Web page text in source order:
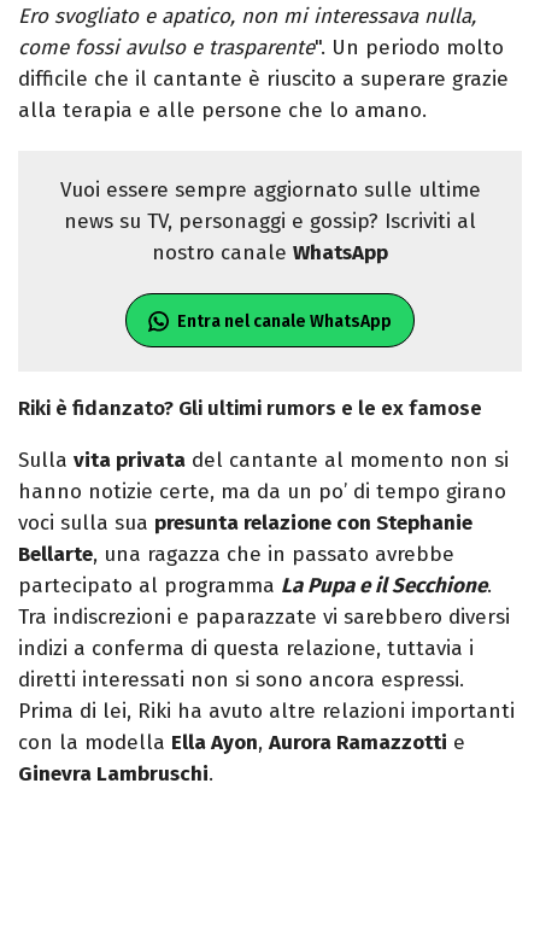
Ero svogliato e apatico, non mi interessava nulla,
come fossi avulso e trasparente". Un periodo molto
difficile che il cantante è riuscito a superare grazie
alla terapia e alle persone che lo amano.
Vuoi essere sempre aggiornato sulle ultime
news su TV, personaggi e gossip? Iscriviti al
nostro canale WhatsApp
Entra nel canale WhatsApp
Riki è fidanzato? Gli ultimi rumors e le ex famose
Sulla vita privata del cantante al momento non si
hanno notizie certe, ma da un po’ di tempo girano
voci sulla sua presunta relazione con Stephanie
Bellarte, una ragazza che in passato avrebbe
partecipato al programma La Pupa e il Secchione.
Tra indiscrezioni e paparazzate vi sarebbero diversi
indizi a conferma di questa relazione, tuttavia i
diretti interessati non si sono ancora espressi.
Prima di lei, Riki ha avuto altre relazioni importanti
con la modella Ella Ayon, Aurora Ramazzotti e
Ginevra Lambruschi.